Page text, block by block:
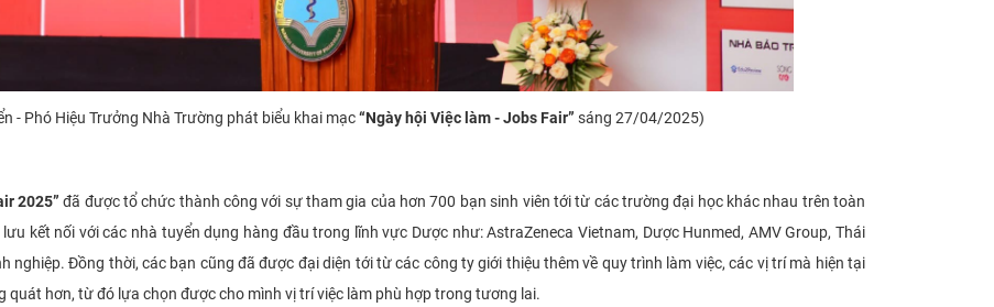
- Phó Hiệu Trưởng Nhà Trường phát biểu khai mạc“Ngày hội Việc làm - Jobs Fair” sáng 27/04/2025)
2025” đã được tổ chức thành công với sự tham gia của hơn 700 bạn sinh viên tới từ các trường đại học khác nhau trên toàn
kết nối với các nhà tuyển dụng hàng đầu trong lĩnh vực Dược như: AstraZeneca Vietnam, Dược Hunmed, AMV Group, Thái
nghiệp. Đồng thời, các bạn cũng đã được đại diện tới từ các công ty giới thiệu thêm về quy trình làm việc, các vị trí mà hiện tại
quát hơn, từ đó lựa chọn được cho mình vị trí việc làm phù hợp trong tương lai.